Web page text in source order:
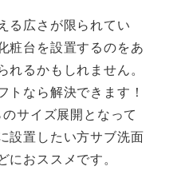
る広さが限られてい
粧台を設置するのをあ
れるかもしれません。
トなら解決できます！
サイズ展開となって
設置したい方サブ洗面
におススメです。